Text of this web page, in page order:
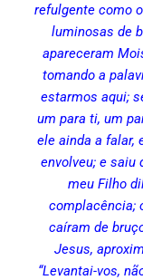
refulgente como
luminosas de
apareceram
tomando a
estarmos aqui;
um para ti, um
ele ainda a falar,
envolveu; e saiu
meu Filho
complacência;
caíram de
Jesus,
“Levantai-vos,